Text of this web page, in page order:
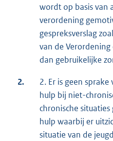
wordt op basis van
verordening
gespreksverslag
van de
dan gebruikelijke
2.
2. Er is geen
hulp bij niet-
chronische
hulp waarbij er
situatie van de